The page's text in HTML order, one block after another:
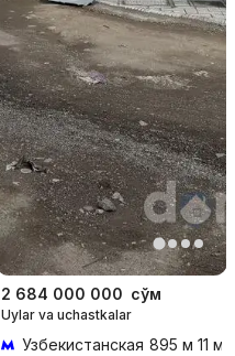
2 684 000 000 сўм
Uylar va uchastkalar
Узбекистанская 895 м 11